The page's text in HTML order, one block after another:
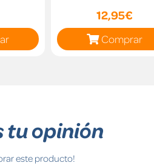
12,95€
Comprar
tu opinión
este producto!